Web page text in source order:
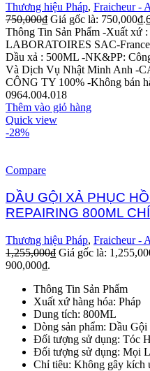
Thương hiệu Pháp, Fraicheur -
750,000₫ Giá gốc là: 750,000₫.
Thông Tin Sản Phẩm -Xuất
LABORATOIRES SAC-
Dầu xả : 500ML -NK&PP:
Và Dịch Vụ Nhật Minh Anh -
CÔNG TY 100% -Không bán
0964.004.018
Thêm vào giỏ hàng
Quick view
-28%
Compare
DẦU GỘI XẢ PHỤC
REPAIRING 800ML
Thương hiệu Pháp, Fraicheur -
1,255,000₫ Giá gốc là:
900,000₫.
Thông Tin Sản Phẩm
Xuất xứ hàng hóa: Pháp
Dung tích: 800ML
Dòng sản phẩm: Dầu
Đối tượng sử dụng: Tóc
Đối tượng sử dụng: Mọi
Chỉ tiêu: Không gây kích